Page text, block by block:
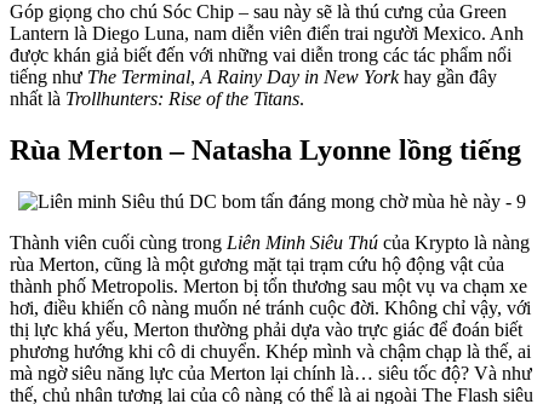
Góp giọng cho chú Sóc Chip – sau này sẽ là thú cưng của Green
Lantern là Diego Luna, nam diễn viên điển trai người Mexico. Anh
được khán giả biết đến với những vai diễn trong các tác phẩm nổi
tiếng như The Terminal, A Rainy Day in New Yorkhay gần đây
nhất là Trollhunters: Rise of the Titans.
Rùa Merton – Natasha Lyonne lồng tiếng
Thành viên cuối cùng trong Liên Minh Siêu Thú của Krypto là nàng
rùa Merton, cũng là một gương mặt tại trạm cứu hộ động vật của
thành phố Metropolis. Merton bị tổn thương sau một vụ va chạm xe
hơi, điều khiến cô nàng muốn né tránh cuộc đời. Không chỉ vậy, với
thị lực khá yếu, Merton thường phải dựa vào trực giác để đoán biết
phương hướng khi cô di chuyển. Khép mình và chậm chạp là thế, ai
mà ngờ siêu năng lực của Merton lại chính là… siêu tốc độ? Và như
thế, chủ nhân tương lai của cô nàng có thể là ai ngoài The Flash siêu